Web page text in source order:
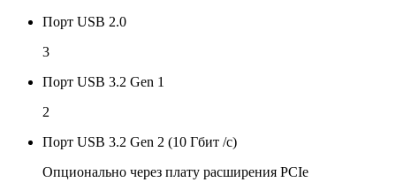
Порт USB 2.0
3
Порт USB 3.2 Gen 1
2
Порт USB 3.2 Gen 2 (10 Гбит /с)
Опционально через плату расширения PCIe